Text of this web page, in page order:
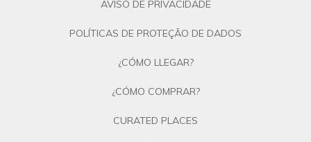
AVISO DE PRIVACIDADE
POLÍTICAS DE PROTEÇÃO DE DADOS
¿CÓMO LLEGAR?
¿CÓMO COMPRAR?
CURATED PLACES